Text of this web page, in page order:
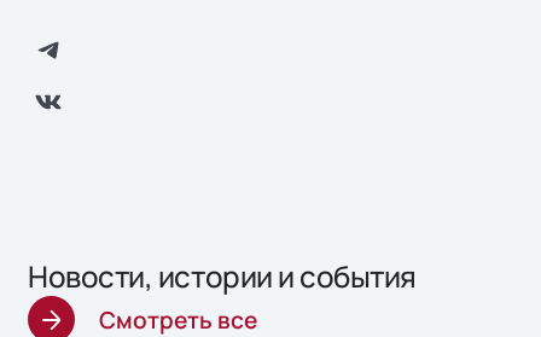
Новости, истории и события
Смотреть все